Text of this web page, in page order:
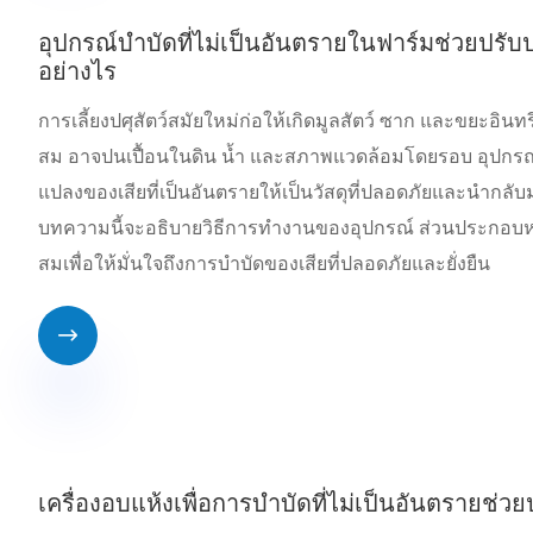
อุปกรณ์บำบัดที่ไม่เป็นอันตรายในฟาร์มช่วยปรับ
อย่างไร
การเลี้ยงปศุสัตว์สมัยใหม่ก่อให้เกิดมูลสัตว์ ซาก และขยะอิน
สม อาจปนเปื้อนในดิน น้ำ และสภาพแวดล้อมโดยรอบ อุปก
แปลงของเสียที่เป็นอันตรายให้เป็นวัสดุที่ปลอดภัยและนำกลั
บทความนี้จะอธิบายวิธีการทำงานของอุปกรณ์ ส่วนประกอบ
สมเพื่อให้มั่นใจถึงการบำบัดของเสียที่ปลอดภัยและยั่งยืน

เครื่องอบแห้งเพื่อการบำบัดที่ไม่เป็นอันตรายช่ว